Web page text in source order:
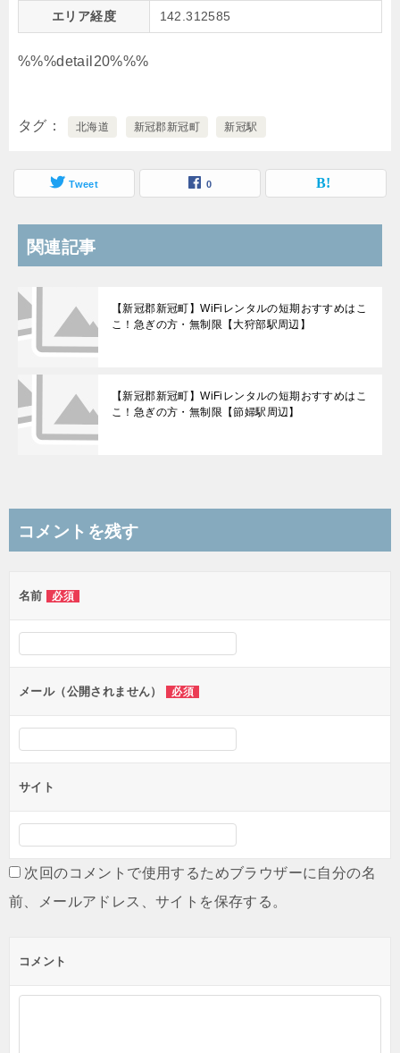
エリア経度 142.312585
%%%detail20%%%
タグ 北海道 新冠郡新冠町 新冠駅
Tweet 0
関連記事
【新冠郡新冠町】WiFiレンタルの短期おすすめはこ
こ！急ぎの方・無制限【大狩部駅周辺】
【新冠郡新冠町】WiFiレンタルの短期おすすめはこ
こ！急ぎの方・無制限【節婦駅周辺】
コメントを残す
名前 必須
メール（公開されません） 必須
サイト
次回のコメントで使用するためブラウザーに自分の名
前、メールアドレス、サイトを保存する。
コメント